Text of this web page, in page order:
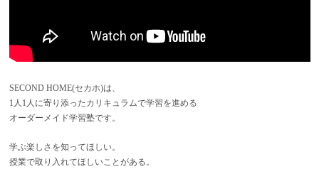
SECOND HOME(セカホ)は、
1人1人に寄り添ったカリキュラムで学習を進める
オーダーメイド学習塾です。
学ぶ楽しさを知ってほしい。
授業で取り入れてほしいことがある。